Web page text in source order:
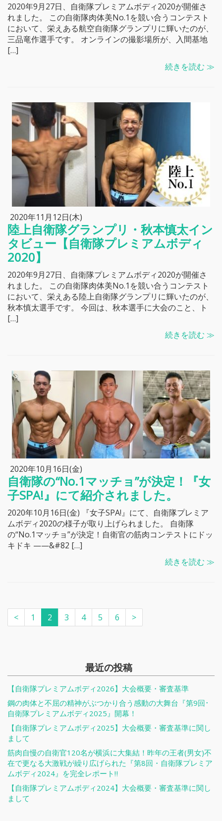
2020年9月27日、自衛隊プレミアムボディ2020が開催さ
れました。 この自衛隊肉体美No.1を競い合うコンテスト
において、栄えある航空自衛隊グランプリに輝いたのが、
三品竜作選手です。 オンラインの撮影場所が、入間基地
[…]
続きを読む ≫
2020年11月12日(木)
陸上自衛隊グランプリ・秋本慎太イン
タビュー【自衛隊プレミアムボディ
2020】
2020年9月27日、自衛隊プレミアムボディ2020が開催さ
れました。 この自衛隊肉体美No.1を競い合うコンテスト
において、栄えある陸上自衛隊グランプリに輝いたのが、
秋本慎太選手です。 今回は、秋本選手に大会のこと、ト
[…]
続きを読む ≫
2020年10月16日(金)
自衛隊の“No.1マッチョ”が決定！『女
子SPA!』にて紹介されました。
2020年10月16日(金) 『女子SPA!』にて、自衛隊プレミア
ムボディ2020の様子が取り上げられました。 自衛隊
の“No.1マッチョ”が決定！自衛官の筋肉コンテストにドッ
キドキ ——&#82 […]
続きを読む ≫
< 1 2 3 4 5 6 >
最近の投稿
【自衛隊プレミアムボディ2026】大会概要・審査基準
鋼の肉体と不屈の精神がぶつかり合う感動の大舞台『第9回･
自衛隊プレミアムボディ2025』開幕！
【自衛隊プレミアムボディ2025】大会概要・審査基準に関し
まして
筋肉自慢の自衛官120名が横浜に大集結！昨年の王者(男女)不
在で更なる大激戦が繰り広げられた『第8回・自衛隊プレミア
ムボディ2024』を完全レポート‼
【自衛隊プレミアムボディ2024】大会概要・審査基準に関し
まして